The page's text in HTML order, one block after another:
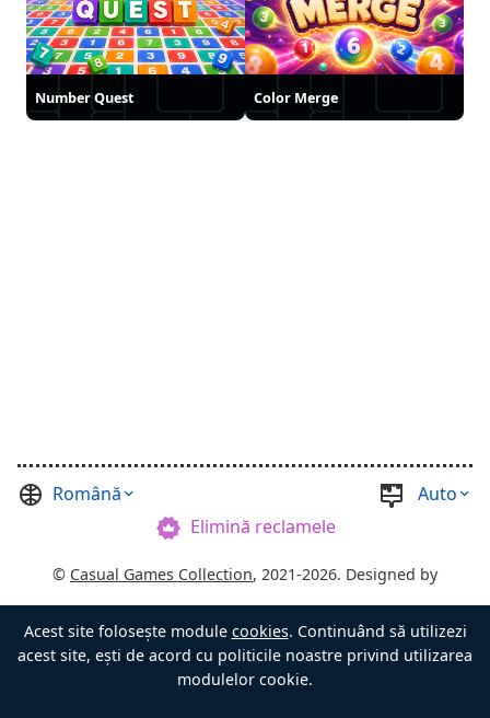
Number Quest Color Merge
Română
Auto
Elimină reclamele
© Casual Games Collection, 2021-2026. Designed by
FINAL LEVEL.
Termeni
Confidențialitate Stăpânul Cufărului
Acest site folosește module cookies. Continuând să utilizezi
acest site, ești de acord cu politicile noastre privind utilizarea
modulelor cookie.